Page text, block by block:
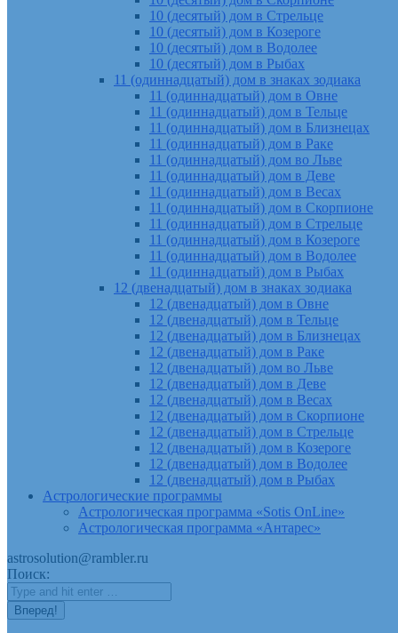
10 (десятый) дом в Стрельце
10 (десятый) дом в Козероге
10 (десятый) дом в Водолее
10 (десятый) дом в Рыбах
11 (одиннадцатый) дом в знаках зодиака
11 (одиннадцатый) дом в Овне
11 (одиннадцатый) дом в Тельце
11 (одиннадцатый) дом в Близнецах
11 (одиннадцатый) дом в Раке
11 (одиннадцатый) дом во Льве
11 (одиннадцатый) дом в Деве
11 (одиннадцатый) дом в Весах
11 (одиннадцатый) дом в Скорпионе
11 (одиннадцатый) дом в Стрельце
11 (одиннадцатый) дом в Козероге
11 (одиннадцатый) дом в Водолее
11 (одиннадцатый) дом в Рыбах
12 (двенадцатый) дом в знаках зодиака
12 (двенадцатый) дом в Овне
12 (двенадцатый) дом в Тельце
12 (двенадцатый) дом в Близнецах
12 (двенадцатый) дом в Раке
12 (двенадцатый) дом во Льве
12 (двенадцатый) дом в Деве
12 (двенадцатый) дом в Весах
12 (двенадцатый) дом в Скорпионе
12 (двенадцатый) дом в Стрельце
12 (двенадцатый) дом в Козероге
12 (двенадцатый) дом в Водолее
12 (двенадцатый) дом в Рыбах
Астрологические программы
Астрологическая программа «Sotis OnLine»
Астрологическая программа «Антарес»
astrosolution@rambler.ru
Поиск: